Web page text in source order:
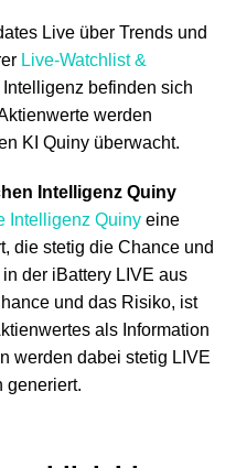
Live über Trends und
Live-Watchlist &
befinden sich
werden
KI Quiny überwacht.
Intelligenz Quiny
Intelligenz Quiny eine
die stetig die Chance und
der iBattery LIVE aus
und das Risiko, ist
als Information
werden dabei stetig LIVE
generiert.